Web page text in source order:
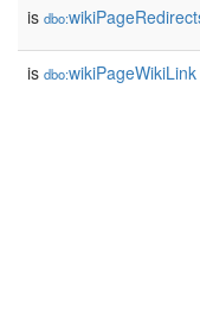
is dbo:
is dbo:wikiPageWikiLink